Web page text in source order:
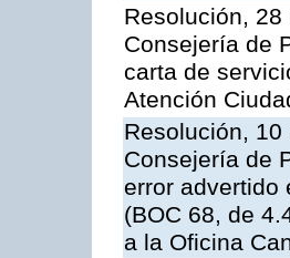
Resolución,
Consejería de
carta de
Atención
Resolución,
Consejería de
error advertido
(BOC 68, de
a la Oficina